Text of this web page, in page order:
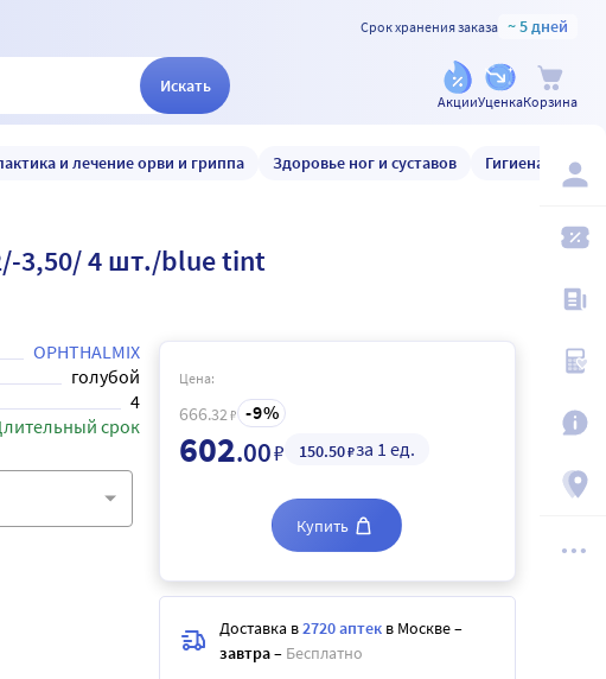
Срок хранения заказа ~ 5 дней
Искать
АкцииУценкаКорзина
и лечение орви и гриппа Здоровье ног и суставов Гигиена и уход
3,50/ 4 шт./blue tint
OPHTHALMIX
голубой
4
срок
Цена:
666.32 ₽ 9
602.00₽ 150.50₽за 1 ед.
Купить
Доставка в2720 аптек в Москве–
завтра– Бесплатно